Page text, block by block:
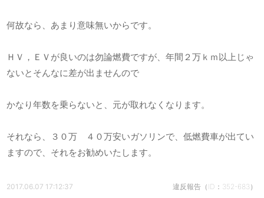
何故なら、あまり意味無いからです。
ＨＶ，ＥＶが良いのは勿論燃費ですが、年間２万ｋｍ以上じゃ
ないとそんなに差が出ませんので
かなり年数を乗らないと、元が取れなくなります。
それなら、３０万 ４０万安いガソリンで、低燃費車が出てい
ますので、それをお勧めいたします。
2017.06.07 17:12:37 違反報告（ID：352-683）